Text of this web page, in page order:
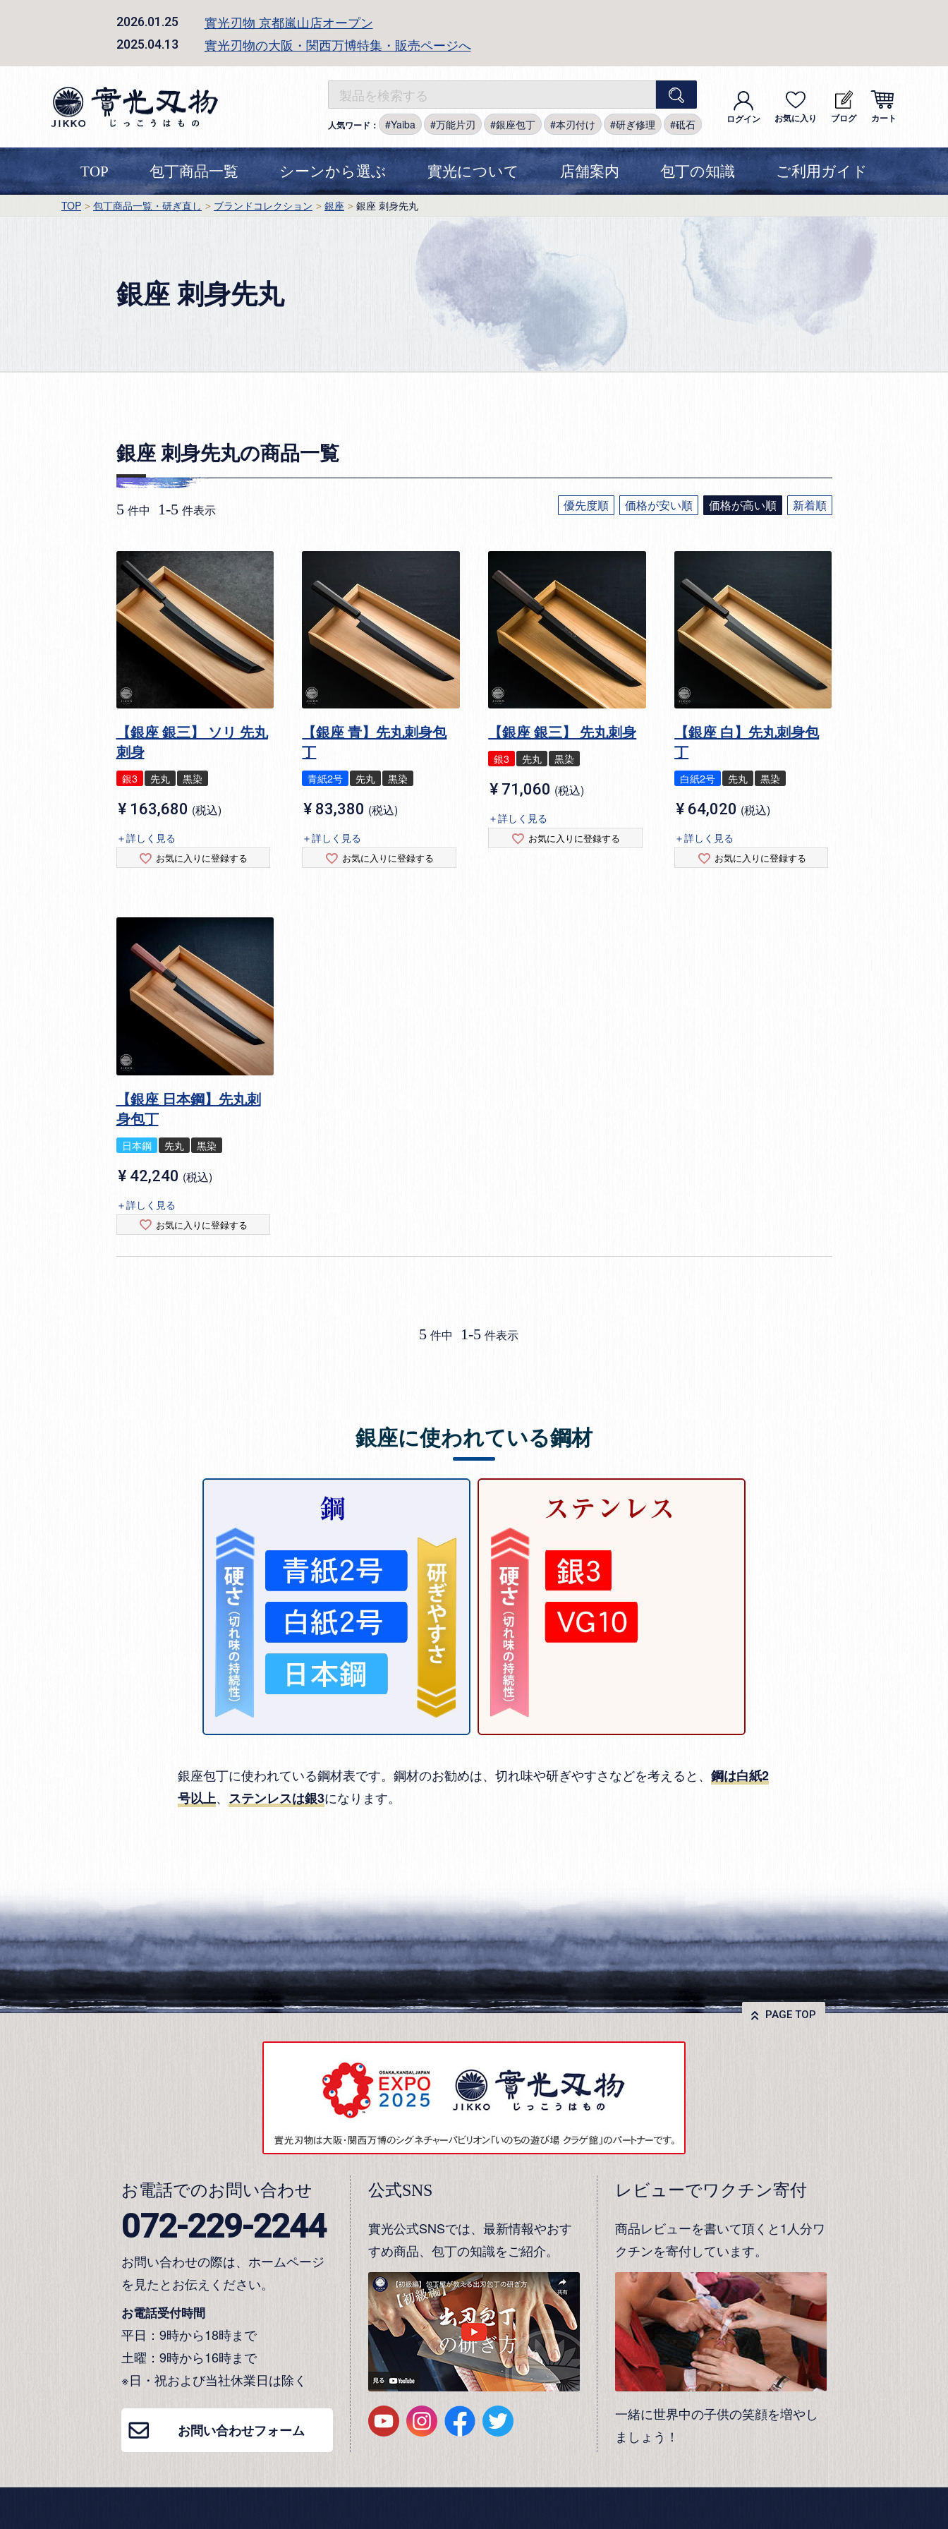
2026.01.25 實光刃物 京都嵐山店オープン
2025.04.13 實光刃物の大阪・関西万博特集・販売ページへ
人気ワード： Yaiba 万能片刃 銀座包丁 本刃付け 研ぎ修理 砥石 ログイン お気に入り ブログ カート
TOP 包丁商品一覧 シーンから選ぶ 實光について 店舗案内 包丁の知識 ご利用ガイド
TOP 包丁商品一覧・研ぎ直し ブランドコレクション 銀座 銀座 刺身先丸
銀座 刺身先丸
銀座 刺身先丸の商品一覧
優先度順 価格が安い順 価格が高い順 新着順
5 件中 1-5 件表示
【銀座 銀三】 ソリ 先丸
刺身
銀3 先丸 黒染
¥ 163,680 税込
＋詳しく見る
お気に入りに登録する
【銀座 青】先丸刺身包
丁
青紙2号 先丸 黒染
¥ 83,380 税込
＋詳しく見る
お気に入りに登録する
【銀座 銀三】 先丸刺身
銀3 先丸 黒染
¥ 71,060 税込
＋詳しく見る
お気に入りに登録する
【銀座 白】先丸刺身包
丁
白紙2号 先丸 黒染
¥ 64,020 税込
＋詳しく見る
お気に入りに登録する
【銀座 日本鋼】先丸刺
身包丁
日本鋼 先丸 黒染
¥ 42,240 税込
＋詳しく見る
お気に入りに登録する
5 件中 1-5 件表示
銀座に使われている鋼材
銀座包丁に使われている鋼材表です。鋼材のお勧めは、切れ味や研ぎやすさなどを考えると、 鋼は白紙2
号以上、 ステンレスは銀3になります。
PAGE TOP
お電話でのお問い合わせ
072-229-2244
お問い合わせの際は、ホームページ
を見たとお伝えください。
お電話受付時間
平日：9時から18時まで
土曜：9時から16時まで
※日・祝および当社休業日は除く
お問い合わせフォーム
公式SNS
實光公式SNSでは、最新情報やおす
すめ商品、包丁の知識をご紹介。
レビューでワクチン寄付
商品レビューを書いて頂くと1人分ワ
クチンを寄付しています。
一緒に世界中の子供の笑顔を増やし
ましょう！